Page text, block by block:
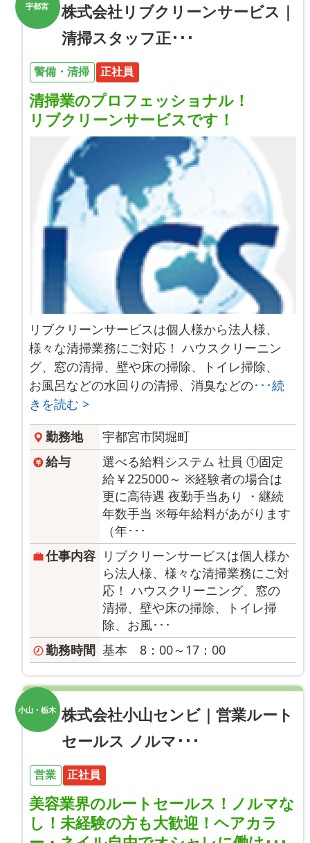
株式会社リブクリーンサービス｜
清掃スタッフ正･･･
宇都宮
警備・清掃 正社員
清掃業のプロフェッショナル！
リブクリーンサービスです！
リブクリーンサービスは個人様から法人様、
様々な清掃業務にご対応！ ハウスクリーニン
グ、窓の清掃、壁や床の掃除、トイレ掃除、
お風呂などの水回りの清掃、消臭などの･･･続
きを読む >
勤務地
宇都宮市関堀町
給与
選べる給料システム 社員 ①固定
給￥225000～ ※経験者の場合は
更に高待遇 夜勤手当あり ・継続
年数手当 ※毎年給料があがります
（年･･･
仕事内容 リブクリーンサービスは個人様か
ら法人様、様々な清掃業務にご対
応！ ハウスクリーニング、窓の
清掃、壁や床の掃除、トイレ掃
除、お風･･･
勤務時間 基本 8：00～17：00
株式会社小山センビ｜営業ルート
セールス ノルマ･･･
小山・栃木
営業 正社員
美容業界のルートセールス！ノルマな
し！未経験の方も大歓迎！ヘアカラ